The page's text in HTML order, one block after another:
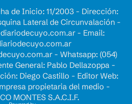
de Inicio: 11/2003 - Dirección:
Lateral de Circunvalación -
- Email:
- Whatsapp: (054)
General: Pablo Dellazoppa -
Diego Castillo - Editor Web:
propietaria del medio -
MONTES S.A.C.I.F.